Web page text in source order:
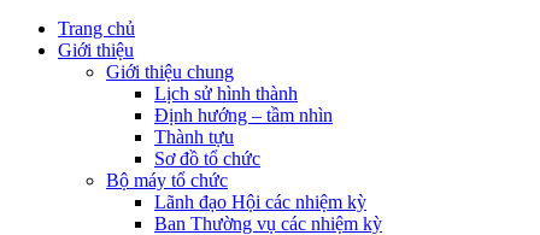
Trang chủ
Giới thiệu
Giới thiệu chung
Lịch sử hình thành
Định hướng – tầm nhìn
Thành tựu
Sơ đồ tổ chức
Bộ máy tổ chức
Lãnh đạo Hội các nhiệm kỳ
Ban Thường vụ các nhiệm kỳ